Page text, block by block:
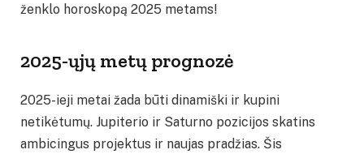
ženklo horoskopą 2025 metams!
2025-ųjų metų prognozė
2025-ieji metai žada būti dinamiški ir kupini
netikėtumų. Jupiterio ir Saturno pozicijos skatins
ambicingus projektus ir naujas pradžias. Šis